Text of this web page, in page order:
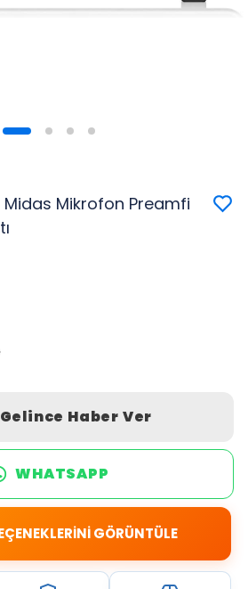
Mikrofon Preamfi
Haber Ver
WHATSAPP
GÖRÜNTÜLE